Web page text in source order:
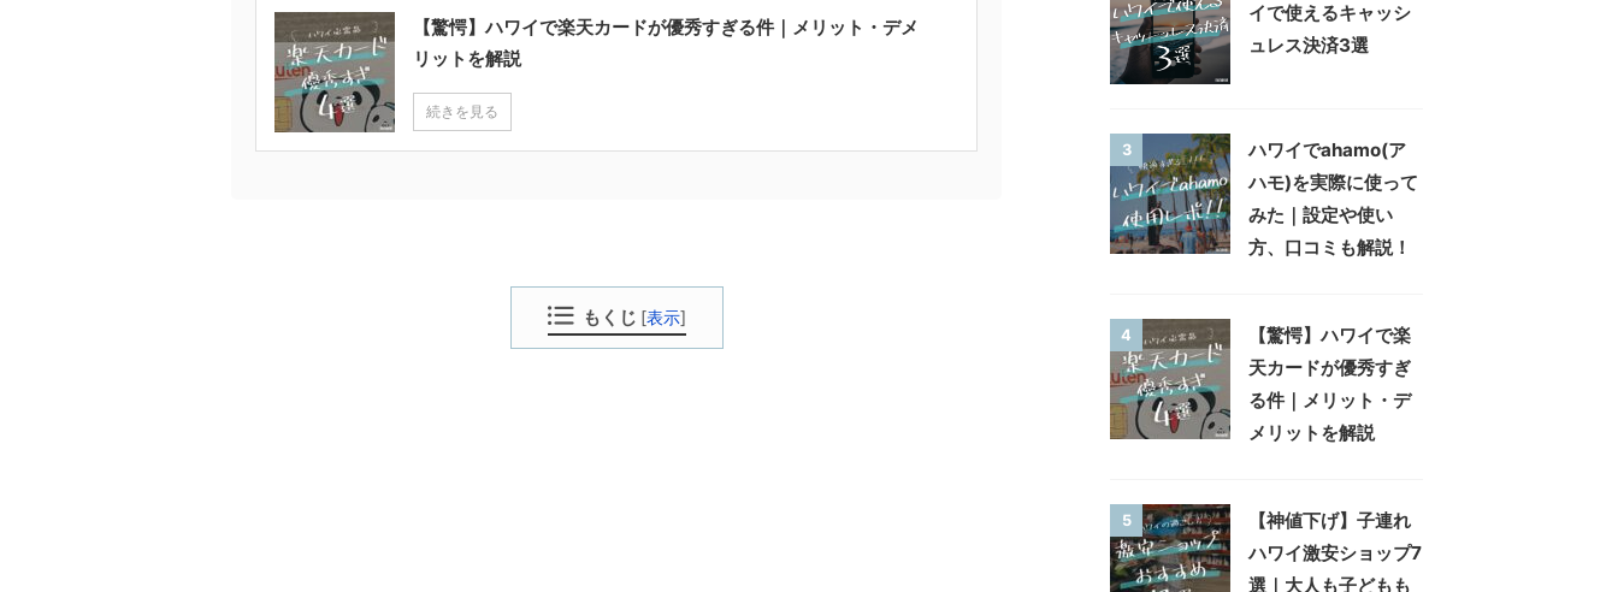
【驚愕】ハワイで楽天カードが優秀すぎる件｜メリット・デメ
リットを解説
続きを見る
もくじ [表示]
イで使えるキャッシ
ュレス決済3選
3
ハワイでahamo(ア
ハモ)を実際に使って
みた｜設定や使い
方、口コミも解説！
4
【驚愕】ハワイで楽
天カードが優秀すぎ
る件｜メリット・デ
メリットを解説
5
【神値下げ】子連れ
ハワイ激安ショップ7
選｜大人も子どもも